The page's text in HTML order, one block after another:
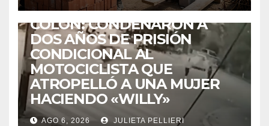
COLÓN: CONDENARON A
DOS AÑOS DE PRISIÓN
CONDICIONAL AL
MOTOCICLISTA QUE
ATROPELLÓ A UNA MUJER
HACIENDO «WILLY»
AGO 6, 2026 JULIETA PELLIERI